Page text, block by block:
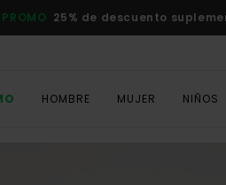
PROMO 25% de descuento
HOMBRE MUJER NIÑOS